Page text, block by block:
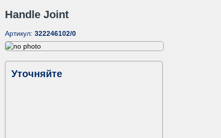
Handle Joint
Артикул: 322246102/0
Уточняйте